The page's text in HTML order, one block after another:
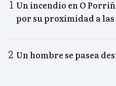
Un incendio en O
por su proximidad a
Un hombre se pasea